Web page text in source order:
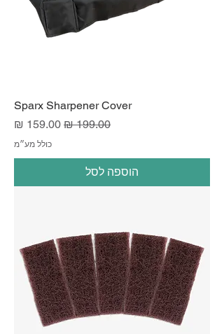
Sparx Sharpener Cover
מחיר רגיל מחיר מבצע
כולל מע״מ
הוספה לסל